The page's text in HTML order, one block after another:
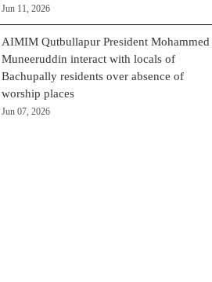
Jun 11, 2026
AIMIM Qutbullapur President Mohammed
Muneeruddin interact with locals of
Bachupally residents over absence of
worship places
Jun 07, 2026